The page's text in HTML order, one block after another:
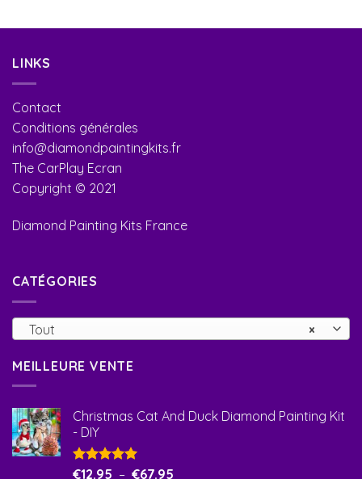
LINKS
Contact
Conditions générales
info@diamondpaintingkits.fr
The CarPlay Ecran
Copyright © 2021
Diamond Painting Kits France
CATÉGORIES
×
Tout
MEILLEURE VENTE
Christmas Cat And Duck Diamond Painting Kit
- DIY
Note5.00
€12.95 – €67.95